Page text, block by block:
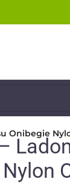
Onibegie